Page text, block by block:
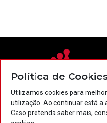
Contactos Política de
Projectos Portugal 2020
Política de Cookies
Utilizamos cookies para
utilização. Ao continuar está a
Caso pretenda saber mais,